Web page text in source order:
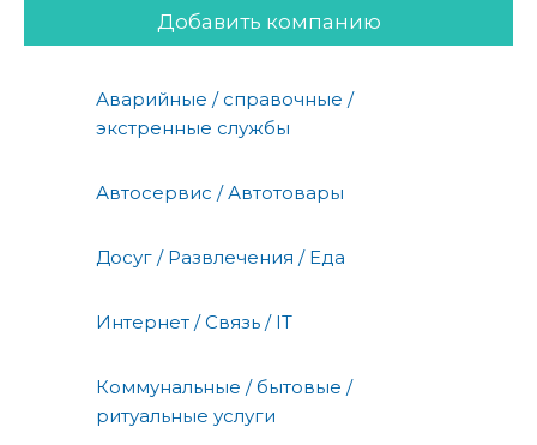
Добавить компанию
Аварийные / справочные /
экстренные службы
Автосервис / Автотовары
Досуг / Развлечения / Еда
Интернет / Связь / IT
Коммунальные / бытовые /
ритуальные услуги